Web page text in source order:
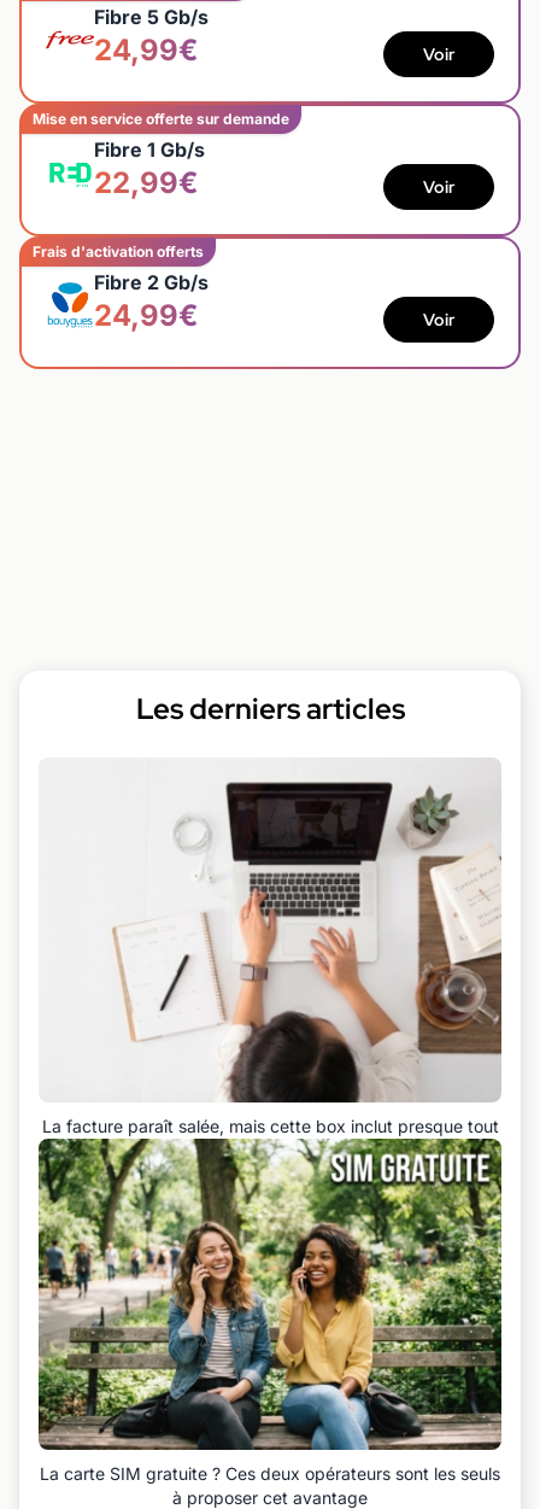
Fibre 5 Gb/s
24,99€ Voir
Mise en service offerte sur demande
Fibre 1 Gb/s
22,99€ Voir
Frais d'activation offerts
Fibre 2 Gb/s
24,99€ Voir
Les derniers articles
La facture paraît salée, mais cette box inclut presque tout
La carte SIM gratuite ? Ces deux opérateurs sont les seuls
à proposer cet avantage